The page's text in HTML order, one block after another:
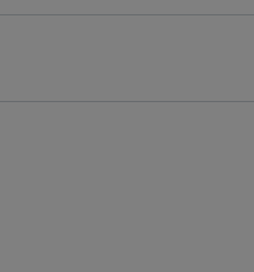
110,00 €